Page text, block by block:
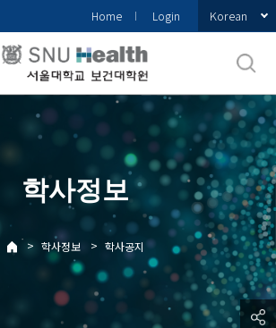
Home Login Korean
학사정보
> 학사정보 > 학사공지